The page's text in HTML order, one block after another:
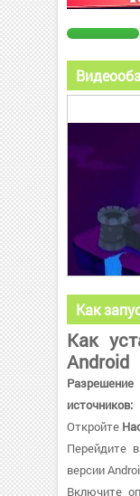
Как
Как
Android
источников:
Откройте
Перейдите в
версии
Включите